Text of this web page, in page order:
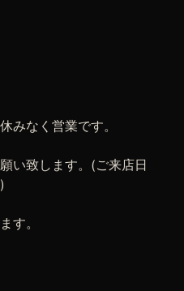
みなく営業です。
い致します。(ご来店日
す。